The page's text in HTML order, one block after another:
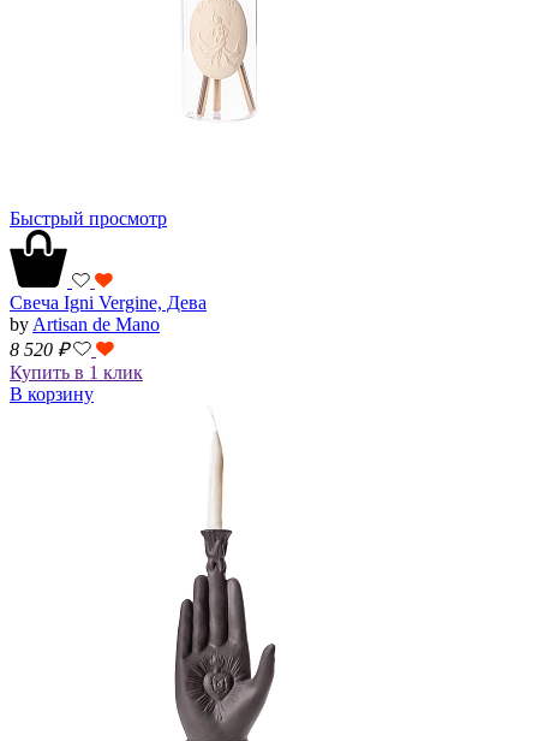
Быстрый просмотр
Свеча Igni Vergine, Дева
by Artisan de Mano
8 520 ₽
Купить в 1 клик
В корзину